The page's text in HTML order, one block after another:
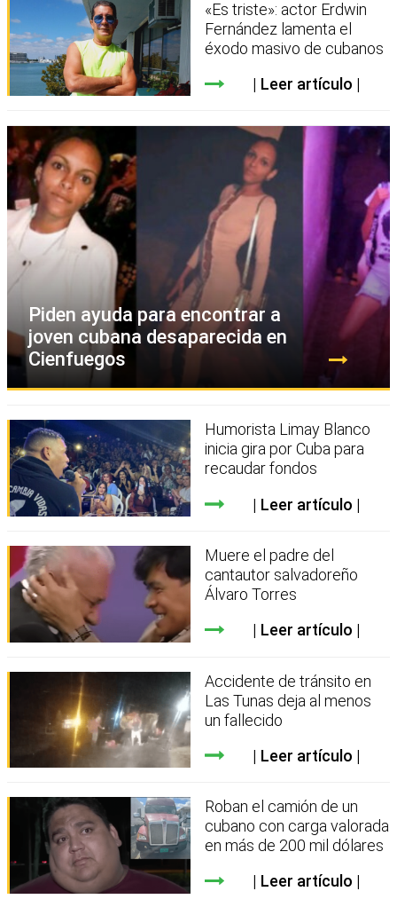
«Es triste»: actor Erdwin
Fernández lamenta el
éxodo masivo de cubanos
Leer artículo
Piden ayuda para encontrar a
joven cubana desaparecida en
Cienfuegos
Humorista Limay Blanco
inicia gira por Cuba para
recaudar fondos
Leer artículo
Muere el padre del
cantautor salvadoreño
Álvaro Torres
Leer artículo
Accidente de tránsito en
Las Tunas deja al menos
un fallecido
Leer artículo
Roban el camión de un
cubano con carga valorada
en más de 200 mil dólares
Leer artículo